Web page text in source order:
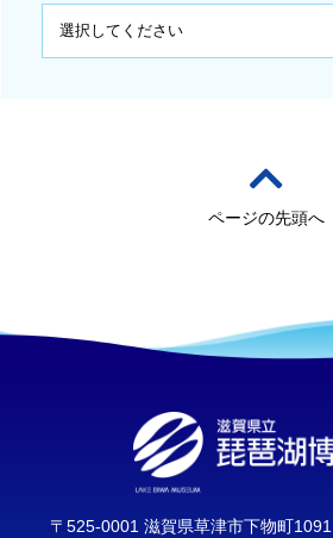
ページの先頭へ
〒525-0001 滋賀県草津市下物町1091